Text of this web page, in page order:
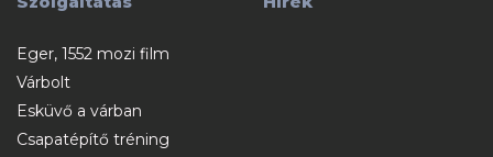
Eger, 1552 mozi film
Várbolt
Esküvő a várban
Csapatépítő tréning